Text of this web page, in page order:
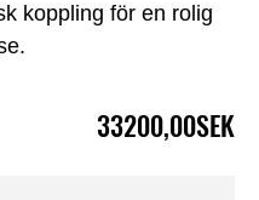
koppling för en rolig
33200,00SEK